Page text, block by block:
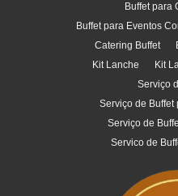
Buffet para
Buffet para Eventos
Catering Buffet
Kit Lanche
Kit
Serviço
Serviço de
Serviço de
Servico de